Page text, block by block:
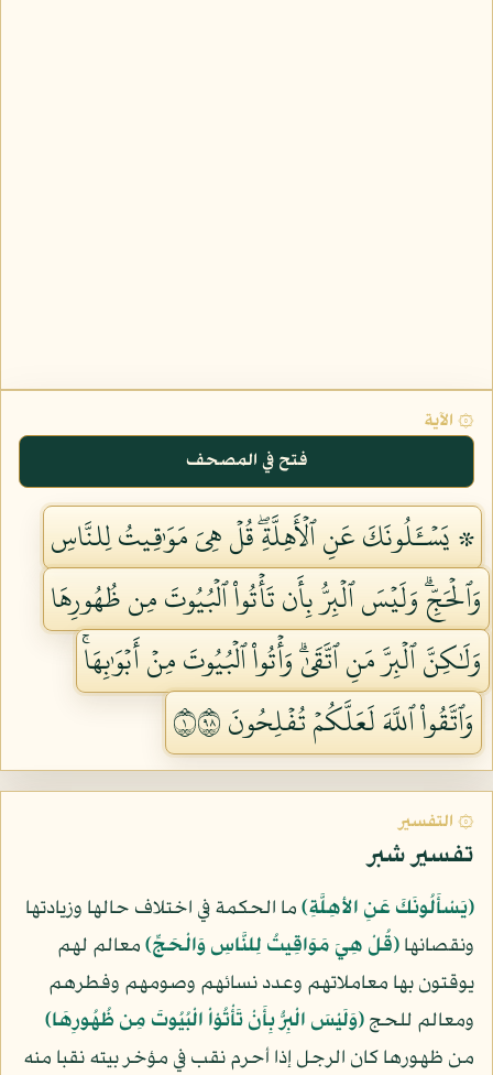
۞ الآية
فتح في المصحف
۞ يَسۡـَٔلُونَكَ عَنِ ٱلۡأَهِلَّةِۖ قُلۡ هِيَ مَوَٰقِيتُ لِلنَّاسِ
وَٱلۡحَجِّۗ وَلَيۡسَ ٱلۡبِرُّ بِأَن تَأۡتُواْ ٱلۡبُيُوتَ مِن ظُهُورِهَا
وَلَٰكِنَّ ٱلۡبِرَّ مَنِ ٱتَّقَىٰۗ وَأۡتُواْ ٱلۡبُيُوتَ مِنۡ أَبۡوَٰبِهَاۚ
وَٱتَّقُواْ ٱللَّهَ لَعَلَّكُمۡ تُفۡلِحُونَ ١٨٩
۞ التفسير
تفسير شبر
﴿يَسْأَلُونَكَ عَنِ الأهِلَّةِ﴾ما الحكمة في اختلاف حالها وزيادتها
ونقصانها﴿قُلْ هِيَ مَوَاقِيتُ لِلنَّاسِ وَالْحَجِّ﴾معالم لهم
يوقتون بها معاملاتهم وعدد نسائهم وصومهم وفطرهم
ومعالم للحج﴿وَلَيْسَ الْبِرُّ بِأَنْ تَأْتُوْاْ الْبُيُوتَ مِن ظُهُورِهَا﴾
من ظهورها كان الرجل إذا أحرم نقب في مؤخر بيته نقبا منه